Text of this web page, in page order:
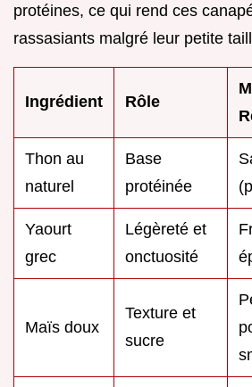
protéines, ce qui rend ces
rassasiants malgré leur petite
Ingrédient Rôle
Thon au
naturel
Base
protéinée
Yaourt
grec
Légèreté et
onctuosité
Maïs doux
Texture et
sucre